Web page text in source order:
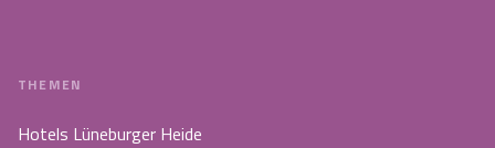
THEMEN
Hotels Lüneburger Heide